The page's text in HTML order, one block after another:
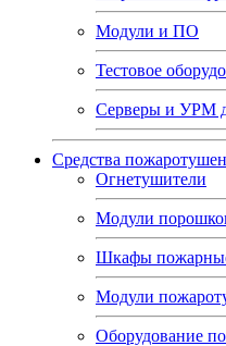
Модули и ПО
Тестовое
Серверы и УРМ
Средства
Огнетушители
Модули
Шкафы
Модули
Оборудование